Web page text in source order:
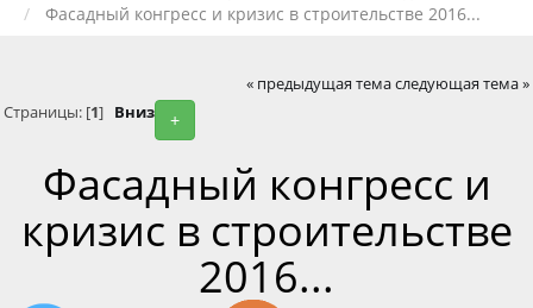
Фасадный конгресс и кризис в строительстве 2016...
« предыдущая тема следующая тема »
+
Страницы: [1] Вниз
Фасадный конгресс и
кризис в строительстве
2016...